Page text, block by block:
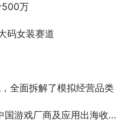
500万
码女装赛道
全面拆解了模拟经营品类
戏厂商及应用出海收入 30 强